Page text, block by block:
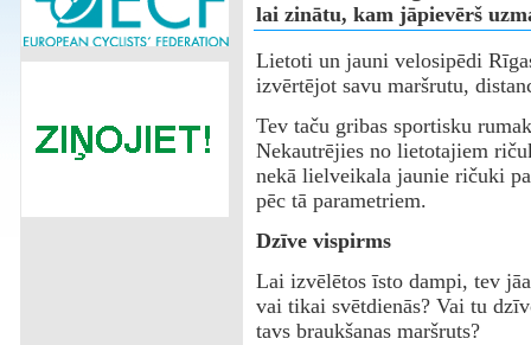
lai zinātu, kam jāpievērš
Lietoti un jauni velosipēdi
izvērtējot savu maršrutu,
‌Tev taču gribas sportisku
Nekautrējies no lietotajiem
nekā lielveikala jaunie ričuki
pēc tā parametriem.
Dzīve vispirms
‌Lai izvēlētos īsto dampi, tev
vai tikai svētdienās? Vai tu
tavs braukšanas maršruts?